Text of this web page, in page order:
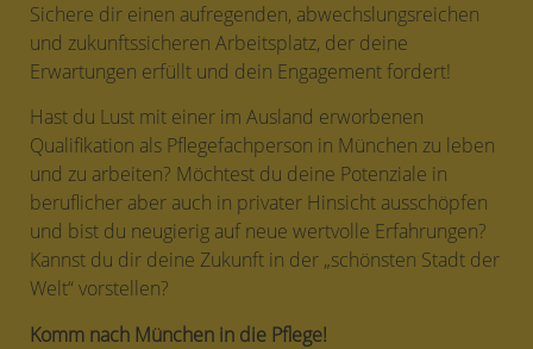
Sichere dir einen aufregenden, abwechslungsreichen
und zukunftssicheren Arbeitsplatz, der deine
Erwartungen erfüllt und dein Engagement fordert!
Hast du Lust mit einer im Ausland erworbenen
Qualifikation als Pflegefachperson in München zu leben
und zu arbeiten? Möchtest du deine Potenziale in
beruflicher aber auch in privater Hinsicht ausschöpfen
und bist du neugierig auf neue wertvolle Erfahrungen?
Kannst du dir deine Zukunft in der „schönsten Stadt der
Welt“ vorstellen?
Komm nach München in die Pflege!